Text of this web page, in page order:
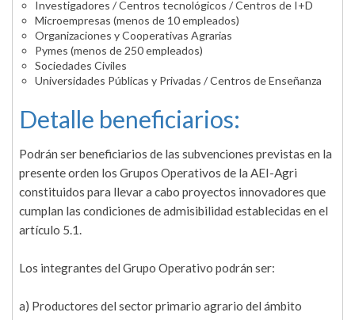
Investigadores / Centros tecnológicos / Centros de I+D
Microempresas (menos de 10 empleados)
Organizaciones y Cooperativas Agrarias
Pymes (menos de 250 empleados)
Sociedades Civiles
Universidades Públicas y Privadas / Centros de Enseñanza
Detalle beneficiarios:
Podrán ser beneficiarios de las subvenciones previstas en la
presente orden los Grupos Operativos de la AEI-Agri
constituidos para llevar a cabo proyectos innovadores que
cumplan las condiciones de admisibilidad establecidas en el
artículo 5.1.
Los integrantes del Grupo Operativo podrán ser:
a) Productores del sector primario agrario del ámbito